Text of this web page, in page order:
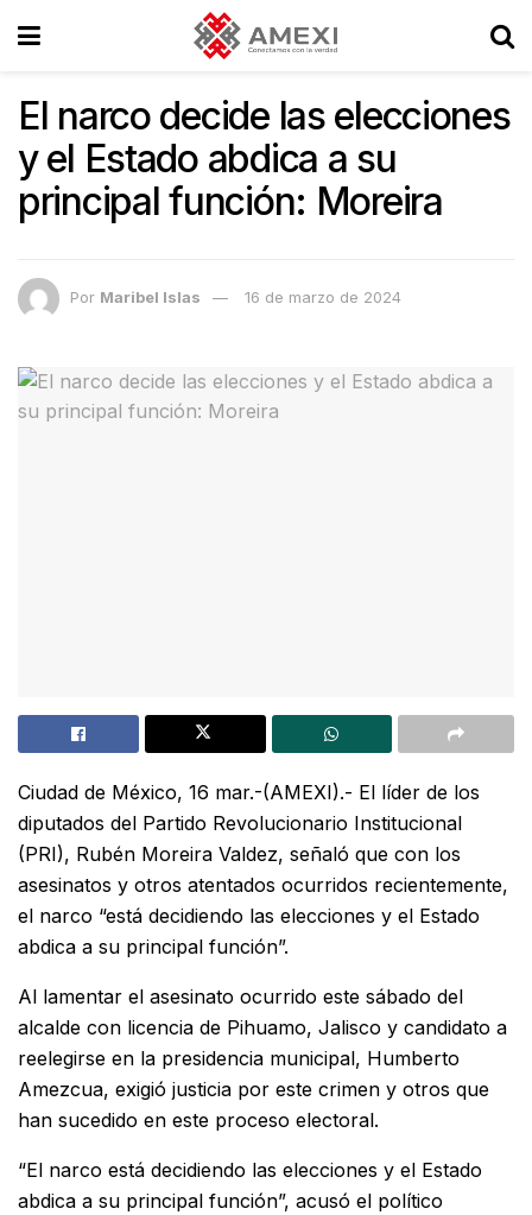
El narco decide las elecciones
y el Estado abdica a su
principal función: Moreira
Por Maribel Islas 16 de marzo de 2024
Ciudad de México, 16 mar.-(AMEXI).- El líder de los
diputados del Partido Revolucionario Institucional
(PRI), Rubén Moreira Valdez, señaló que con los
asesinatos y otros atentados ocurridos recientemente,
el narco “está decidiendo las elecciones y el Estado
abdica a su principal función”.
Al lamentar el asesinato ocurrido este sábado del
alcalde con licencia de Pihuamo, Jalisco y candidato a
reelegirse en la presidencia municipal, Humberto
Amezcua, exigió justicia por este crimen y otros que
han sucedido en este proceso electoral.
“El narco está decidiendo las elecciones y el Estado
abdica a su principal función”, acusó el político